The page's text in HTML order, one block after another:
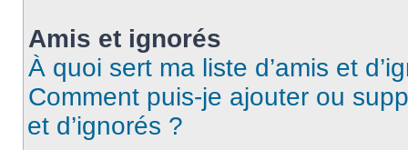
Amis et ignorés
À quoi sert ma liste d’amis et
Comment puis-je ajouter ou
et d’ignorés ?